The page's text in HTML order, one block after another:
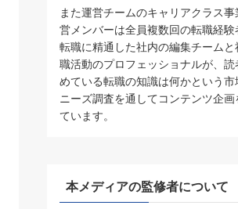
また運営チームのキャリアクラス事
営メンバーは全員複数回の転職経験
転職に精通した社内の編集チームと
職活動のプロフェッショナルが、読
めている転職の知識は何かという市
ニーズ調査を通してコンテンツ企画
ています。
本メディアの監修者について